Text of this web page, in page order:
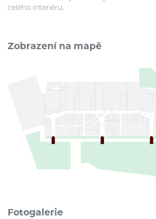
celého interiéru.
Zobrazení na mapě
Fotogalerie